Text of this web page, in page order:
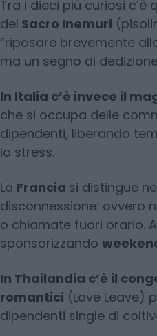
Tra i dieci più curiosi c’è
del Sacro Inemuri
“riposare brevemente
ma un segno di
In Italia c’è invece il
che si occupa delle
dipendenti, liberando
lo stress.
La Francia si distingue
disconnessione: ovvero
o chiamate fuori orario.
sponsorizzando
In Thailandia c’è il
romantici (Love Leave)
dipendenti single di